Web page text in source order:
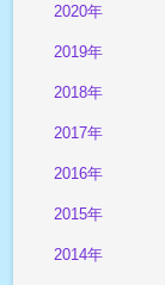
2020年
2019年
2018年
2017年
2016年
2015年
2014年